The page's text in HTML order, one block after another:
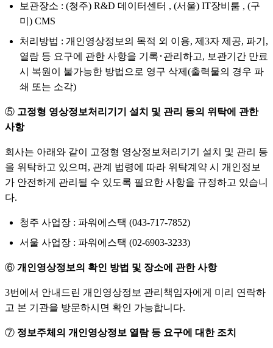
보관장소 : (청주) R&D 데이터센터 , (서울) IT장비룸 , (구
미) CMS
처리방법 : 개인영상정보의 목적 외 이용, 제3자 제공, 파기,
열람 등 요구에 관한 사항을 기록･관리하고, 보관기간 만료
시 복원이 불가능한 방법으로 영구 삭제(출력물의 경우 파
쇄 또는 소각)
⑤ 고정형 영상정보처리기기 설치 및 관리 등의 위탁에 관한
사항
회사는 아래와 같이 고정형 영상정보처리기기 설치 및 관리 등
을 위탁하고 있으며, 관계 법령에 따라 위탁계약 시 개인정보
가 안전하게 관리될 수 있도록 필요한 사항을 규정하고 있습니
다.
청주 사업장 : 파워에스택 (043-717-7852)
서울 사업장 : 파워에스택 (02-6903-3233)
⑥ 개인영상정보의 확인 방법 및 장소에 관한 사항
3번에서 안내드린 개인영상정보 관리책임자에게 미리 연락하
고 본 기관을 방문하시면 확인 가능합니다.
⑦ 정보주체의 개인영상정보 열람 등 요구에 대한 조치